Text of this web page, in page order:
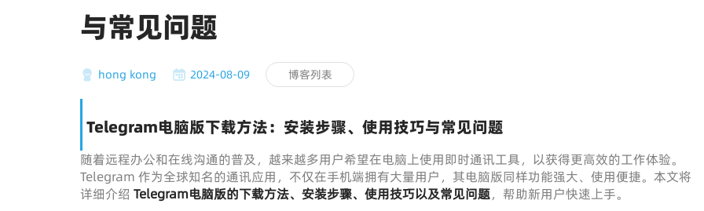
与常见问题
hong kong 2024-08-09 博客列表
Telegram电脑版下载方法：安装步骤、使用技巧与常见问题
随着远程办公和在线沟通的普及，越来越多用户希望在电脑上使用即时通讯工具，以获得更高效的工作体验。
Telegram 作为全球知名的通讯应用，不仅在手机端拥有大量用户，其电脑版同样功能强大、使用便捷。本文将
详细介绍 Telegram电脑版的下载方法、安装步骤、使用技巧以及常见问题，帮助新用户快速上手。